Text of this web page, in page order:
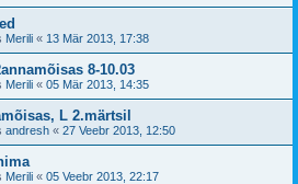
Merili « 13 Mär 2013, 17:38
8-10.03
Merili « 05 Mär 2013, 14:35
L 2.märtsil
andresh « 27 Veebr 2013, 12:50
Merili « 05 Veebr 2013, 22:17